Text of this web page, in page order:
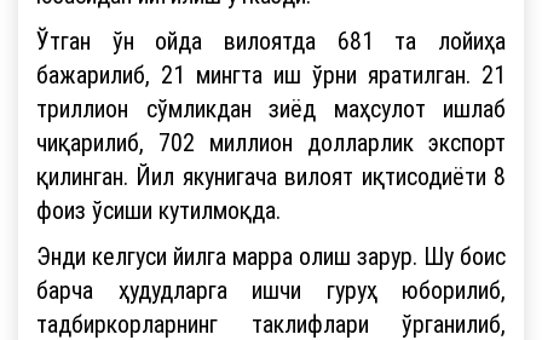
Ўтган ўн ойда вилоятда 681 та лойиҳа
бажарилиб, 21 мингта иш ўрни яратилган. 21
триллион сўмликдан зиёд маҳсулот ишлаб
чиқарилиб, 702 миллион долларлик экспорт
қилинган. Йил якунигача вилоят иқтисодиёти 8
фоиз ўсиши кутилмоқда.
Энди келгуси йилга марра олиш зарур. Шу боис
барча ҳудудларга ишчи гуруҳ юборилиб,
тадбиркорларнинг таклифлари ўрганилиб,